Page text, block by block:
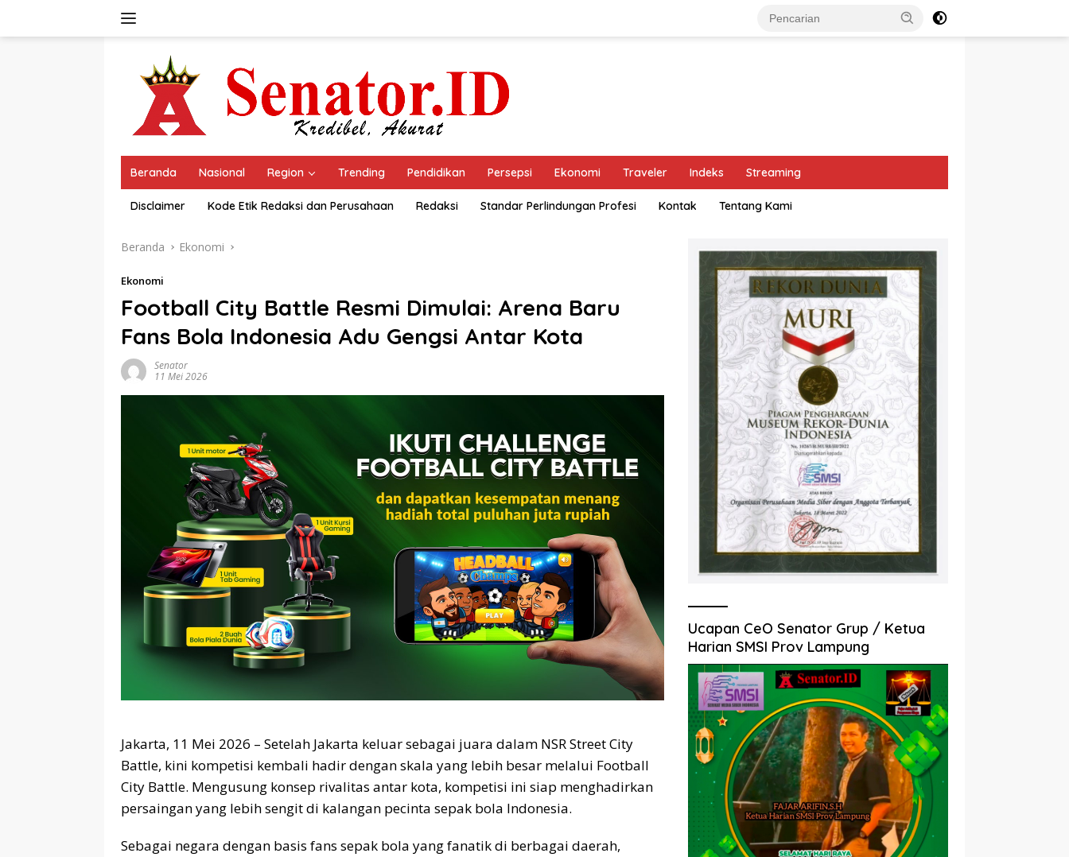
Beranda Nasional Region Trending Pendidikan Persepsi Ekonomi Traveler Indeks Streaming
Disclaimer Kode Etik Redaksi dan Perusahaan Redaksi Standar Perlindungan Profesi Kontak Tentang Kami
Beranda Ekonomi
Ekonomi
Football City Battle Resmi Dimulai: Arena Baru
Fans Bola Indonesia Adu Gengsi Antar Kota
Senator
11 Mei 2026
Jakarta, 11 Mei 2026 – Setelah Jakarta keluar sebagai juara dalam NSR Street City
Battle, kini kompetisi kembali hadir dengan skala yang lebih besar melalui Football
City Battle. Mengusung konsep rivalitas antar kota, kompetisi ini siap menghadirkan
persaingan yang lebih sengit di kalangan pecinta sepak bola Indonesia.
Sebagai negara dengan basis fans sepak bola yang fanatik di berbagai daerah,
Ucapan CeO Senator Grup / Ketua
Harian SMSI Prov Lampung